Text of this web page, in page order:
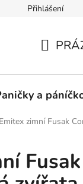
Přihlášení
KOŠÍK
a
Emitex zimní Fusak
Fusak